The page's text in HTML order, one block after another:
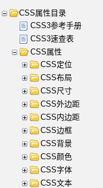
CSS属性目录
CSS3参考手册
CSS3速查表
CSS属性
CSS定位
CSS布局
CSS尺寸
CSS外边距
CSS内边距
CSS边框
CSS背景
CSS颜色
CSS字体
CSS文本